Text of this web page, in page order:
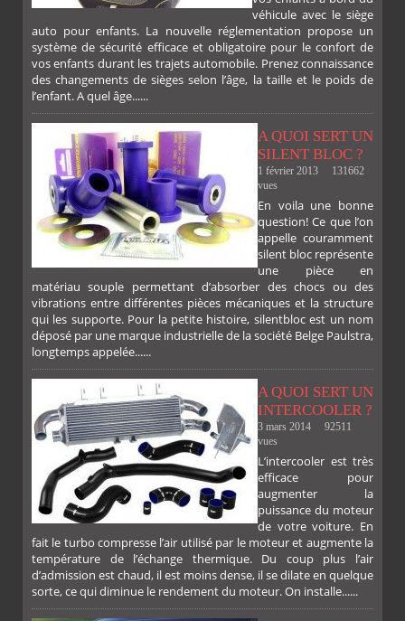
FACEBOOKTWITTERGOOGLEPINTEREST
PLUS
véhicule avec le siège
auto pour enfants. La nouvelle réglementation propose un
système de sécurité efficace et obligatoire pour le confort de
vos enfants durant les trajets automobile. Prenez connaissance
des changements de sièges selon l’âge, la taille et le poids de
l’enfant. A quel âge......
A QUOI SERT UN
SILENT BLOC ?
1 février 2013
131662
vues
En voila une bonne
question! Ce que l’on
appelle couramment
silent bloc représente
une pièce en
matériau souple permettant d’absorber des chocs ou des
vibrations entre différentes pièces mécaniques et la structure
qui les supporte. Pour la petite histoire, silentbloc est un nom
déposé par une marque industrielle de la société Belge Paulstra,
longtemps appelée......
A QUOI SERT UN
INTERCOOLER ?
3 mars 2014
92511
vues
L’intercooler est très
efficace pour
augmenter la
puissance du moteur
de votre voiture. En
fait le turbo compresse l’air utilisé par le moteur et augmente la
température de l’échange thermique. Du coup plus l’air
d’admission est chaud, il est moins dense, il se dilate en quelque
sorte, ce qui diminue le rendement du moteur. On installe......